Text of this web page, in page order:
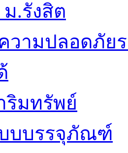
.รังสิต
วามปลอดภัย
ริมทรัพย์
บบรรจุภัณฑ์